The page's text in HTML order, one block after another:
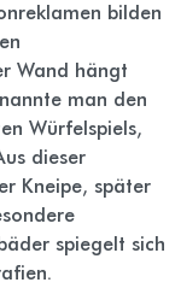
bilden
Wand hängt
man den
Würfelspiels,
dieser
Kneipe, später
spiegelt sich